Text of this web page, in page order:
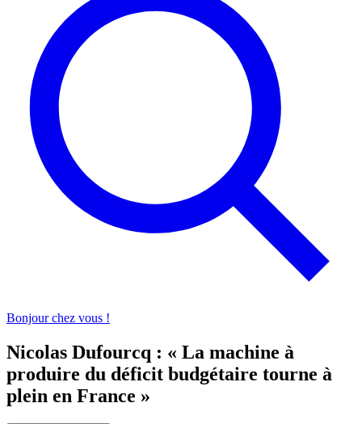
Bonjour chez vous !
Nicolas Dufourcq : « La machine à
produire du déficit budgétaire tourne à
plein en France »